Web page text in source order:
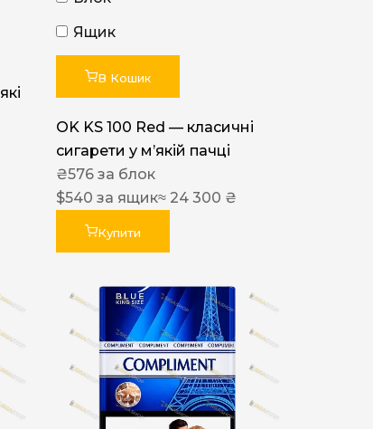
Ящик
В Кошик
OK KS 100 Red — класичні
сигарети у м’якій пачці
₴576 за блок
$540 за ящик≈ 24 300 ₴
Купити